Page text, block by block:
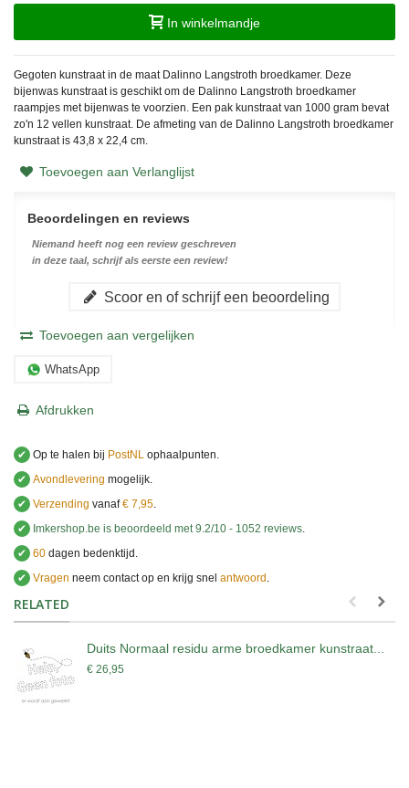
In winkelmandje
Gegoten kunstraat in de maat Dalinno Langstroth broedkamer. Deze
bijenwas kunstraat is geschikt om de Dalinno Langstroth broedkamer
raampjes met bijenwas te voorzien. Een pak kunstraat van 1000 gram bevat
zo'n 12 vellen kunstraat. De afmeting van de Dalinno Langstroth broedkamer
kunstraat is 43,8 x 22,4 cm.
Toevoegen aan Verlanglijst
Beoordelingen en reviews
Niemand heeft nog een review geschreven
in deze taal, schrijf als eerste een review!
Scoor en of schrijf een beoordeling
Toevoegen aan vergelijken
WhatsApp
Afdrukken
✔ Op te halen bij PostNL ophaalpunten.
✔ Avondlevering mogelijk.
✔ Verzending vanaf€ 7,95.
✔
Imkershop.be is beoordeeld met9.2/10 - 1052 reviews.
✔ 60 dagen bedenktijd.
✔ Vragen neem contact op en krijg snel antwoord .
RELATED
Duits Normaal residu arme broedkamer kunstraat...
€ 26,95